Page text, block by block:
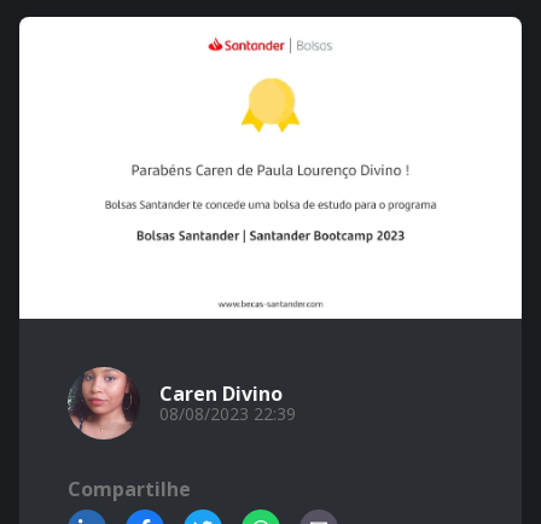
Caren Divino
08/08/2023 22:39
Compartilhe